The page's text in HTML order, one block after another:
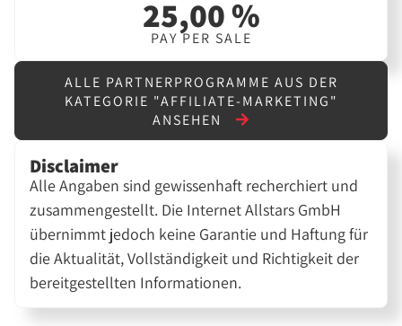
25,00 %
PAY PER SALE
ALLE PARTNERPROGRAMME AUS DER
KATEGORIE "AFFILIATE-MARKETING"
ANSEHEN
Disclaimer
Alle Angaben sind gewissenhaft recherchiert und
zusammengestellt. Die Internet Allstars GmbH
übernimmt jedoch keine Garantie und Haftung für
die Aktualität, Vollständigkeit und Richtigkeit der
bereitgestellten Informationen.